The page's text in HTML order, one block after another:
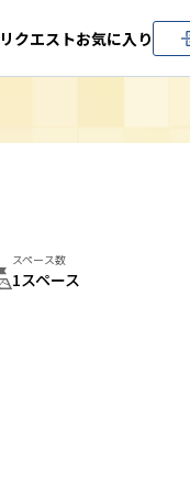
クエストお気に入り
スペース数
1スペース